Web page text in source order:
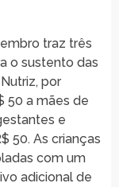
traz três
o sustento das
por
50 a mães de
e
50. As crianças
com um
adicional de